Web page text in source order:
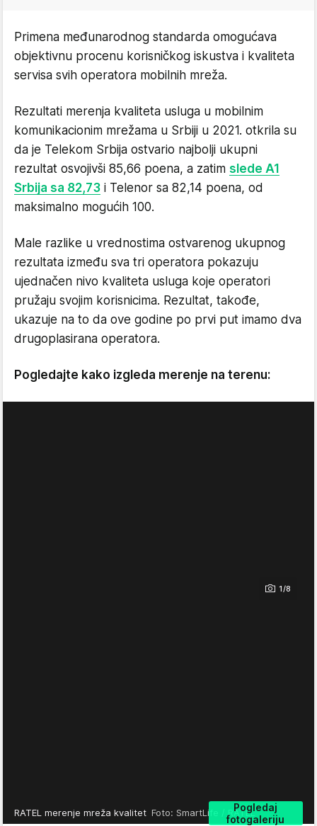
Primena međunarodnog standarda omogućava
objektivnu procenu korisničkog iskustva i kvaliteta
servisa svih operatora mobilnih mreža.
Rezultati merenja kvaliteta usluga u mobilnim
komunikacionim mrežama u Srbiji u 2021. otkrila su
da je Telekom Srbija ostvario najbolji ukupni
rezultat osvojivši 85,66 poena, a zatim slede A1
Srbija sa 82,73 i Telenor sa 82,14 poena, od
maksimalno mogućih 100.
Male razlike u vrednostima ostvarenog ukupnog
rezultata između sva tri operatora pokazuju
ujednačen nivo kvaliteta usluga koje operatori
pružaju svojim korisnicima. Rezultat, takođe,
ukazuje na to da ove godine po prvi put imamo dva
drugoplasirana operatora.
Pogledajte kako izgleda merenje na terenu:
1/8
Pogledaj
fotogaleriju
RATEL merenje mreža kvalitet Foto: SmartLife / RATEL